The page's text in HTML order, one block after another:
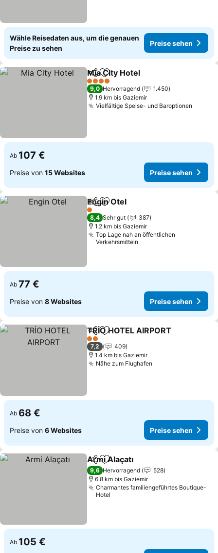
Wähle Reisedaten aus, um die genauen
Preise zu sehen
Preise sehen
TeilenZu Favoriten hinzufügen
Mia City Hotel
4 Sterne
9,0 Hervorragend
1.450
1.9 km bis Gaziemir
Vielfältige Speise- und Baroptionen
Ab 107 €
Preise von 15 Websites Preise sehen
TeilenZu Favoriten hinzufügen
Engin Otel
1 Sterne
8,4 Sehr gut
387
1.2 km bis Gaziemir
Top Lage nah an öffentlichen
Verkehrsmitteln
Ab 77 €
Preise von 8 Websites Preise sehen
TeilenZu Favoriten hinzufügen
TRİO HOTEL AIRPORT
2 Sterne
7,2
409
1.4 km bis Gaziemir
Nähe zum Flughafen
Ab 68 €
Preise von 6 Websites Preise sehen
TeilenZu Favoriten hinzufügen
Armi Alaçatı
9,6 Hervorragend
528
6.8 km bis Gaziemir
Charmantes familiengeführtes Boutique-
Hotel
Ab 105 €